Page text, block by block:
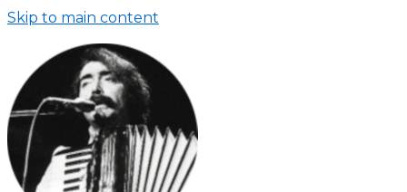
Skip to main content